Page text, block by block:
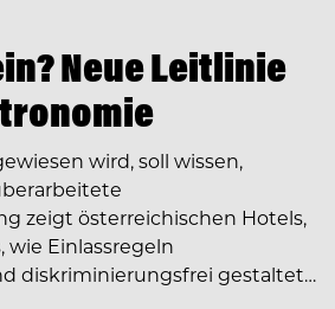
Neue Leitlinie
wird, soll wissen,
zeigt österreichischen Hotels,
wie Einlassregeln
diskriminierungsfrei gestaltet…